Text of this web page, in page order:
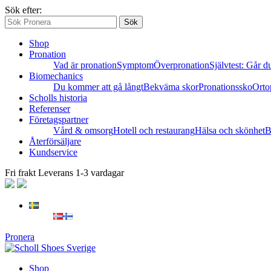
Sök efter:
Sök
Shop
Pronation
Vad är pronationSymptomÖverpronationSjälvtest: Går
Biomechanics
Du kommer att gå långtBekväma skorPronationssko
Scholls historia
Referenser
Företagspartner
Vård & omsorgHotell och restaurangHälsa och skönhet
Återförsäljare
Kundservice
Fri frakt Leverans 1-3 vardagar
Pronera
Shop